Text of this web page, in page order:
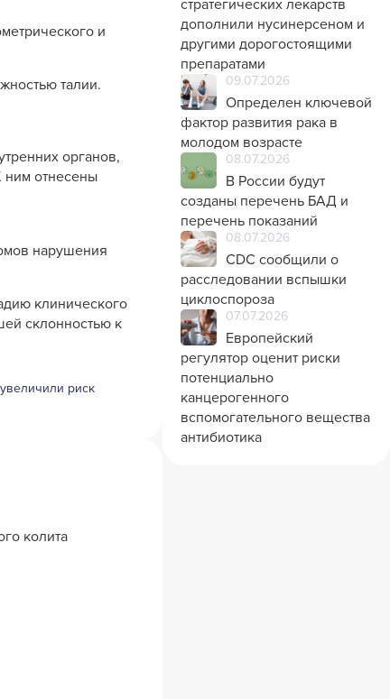
и
талии.
органов,
ним отнесены
нарушения
клинического
склонностью к
риск
колита
стратегических лекарств
дополнили нусинерсеном и
другими дорогостоящими
препаратами
09.07.2026
Определен ключевой
фактор развития рака в
молодом возрасте
08.07.2026
В России будут
созданы перечень БАД и
перечень показаний
08.07.2026
CDC сообщили о
расследовании вспышки
циклоспороза
07.07.2026
Европейский
регулятор оценит риски
потенциально
канцерогенного
вспомогательного вещества
антибиотика